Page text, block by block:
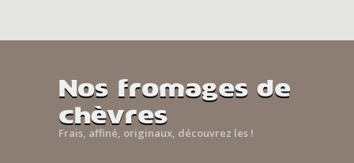
Nos fromages de
chèvres
Frais, affiné, originaux, découvrez les !